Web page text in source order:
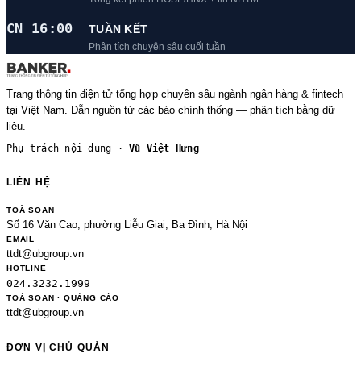
CN 16:00 TUẦN KẾT
Phân tích chuyên sâu cuối tuần
Trang thông tin điện tử tổng hợp chuyên sâu ngành ngân hàng & fintech
tại Việt Nam. Dẫn nguồn từ các báo chính thống — phân tích bằng dữ
liệu.
Phụ trách nội dung ·Vũ Việt Hưng
LIÊN HỆ
TOÀ SOẠN
Số 16 Văn Cao, phường Liễu Giai, Ba Đình, Hà Nội
EMAIL
ttdt@ubgroup.vn
HOTLINE
024.3232.1999
TOÀ SOẠN · QUẢNG CÁO
ttdt@ubgroup.vn
ĐƠN VỊ CHỦ QUẢN